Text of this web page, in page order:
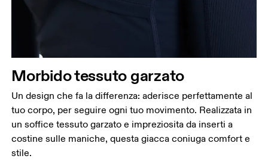
Morbido tessuto garzato
Un design che fa la differenza: aderisce perfettamente al
tuo corpo, per seguire ogni tuo movimento. Realizzata in
un soffice tessuto garzato e impreziosita da inserti a
costine sulle maniche, questa giacca coniuga comfort e
stile.